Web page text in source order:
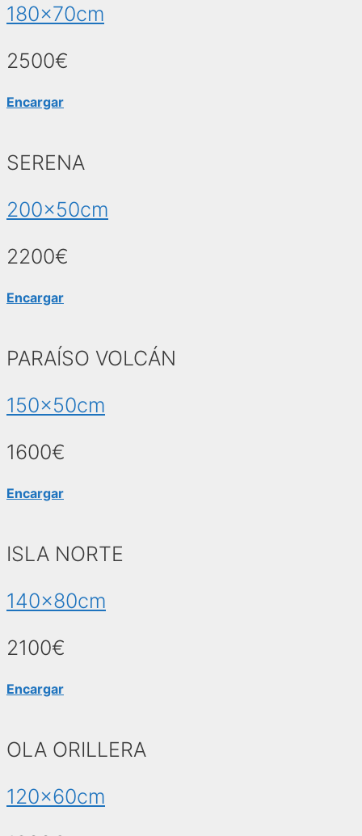
180x70cm
2500€
Encargar
SERENA
200x50cm
2200€
Encargar
PARAÍSO VOLCÁN
150x50cm
1600€
Encargar
ISLA NORTE
140x80cm
2100€
Encargar
OLA ORILLERA
120x60cm